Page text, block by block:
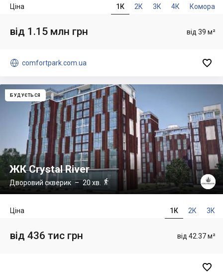
1К 2К 3К 4К Комора
Ціна
від 39 м²
від 1.15 млн грн
 comfortpark.com.ua 
БУДУЄТЬСЯ
ЖК Crystal River
Дворовий скверик– 20 хв. 
1К 2К 3К
Ціна
від 42.37 м²
від 436 тис грн
